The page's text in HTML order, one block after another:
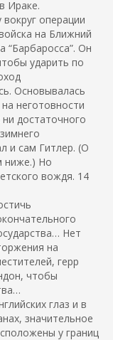
Ираке.
операции
на Ближний
“Барбаросса”. Он
ударить по
Основывалась
неготовности
достаточного
и сам Гитлер. (О
ниже.) Но
вождя. 14
Нет
на
герр
чтобы
глаз и в
значительное
у границ